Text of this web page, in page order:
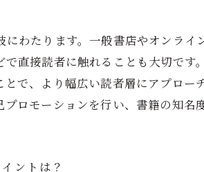
にわたります。一般書店やオンラ
で直接読者に触れることも大切で
とで、より幅広い読者層にアプロ
ロモーションを行い、書籍の知名
ントは？